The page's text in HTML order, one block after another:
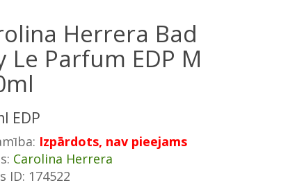
Herrera Bad
Le Parfum EDP M
EDP
Izpārdots, nav pieejams
Carolina Herrera
ID: 174522